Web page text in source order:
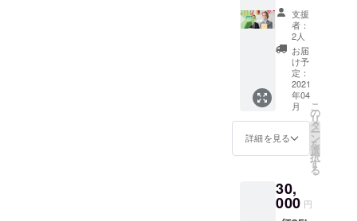
いま
す。日
程によ
り対面
での
コーチ
ングも
可能！
す。
レッス
ン１回
（90
分）・
ビジネ
ス英会
話グ
ループ
レッス
ン１回
（60
分）》
★それ
実際の
レッス
ンを体
支援
者：
2人
お届
け予
定：
2021
年04
月
詳細を見る
こ
の
リ
タ
ー
ン
を
選
択
す
る
30,
000 円